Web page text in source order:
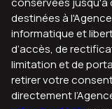
destinées à
informatique et
d’accès, de
limitation et de
retirer votre
directement